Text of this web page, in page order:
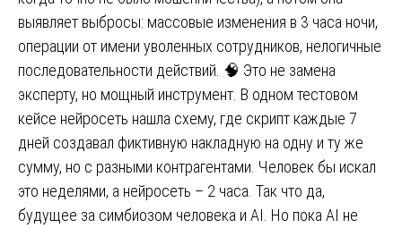
выявляет выбросы: массовые изменения в 3 часа ночи,
операции от имени уволенных сотрудников, нелогичные
последовательности действий. 🧠 Это не замена
эксперту, но мощный инструмент. В одном тестовом
кейсе нейросеть нашла схему, где скрипт каждые 7
дней создавал фиктивную накладную на одну и ту же
сумму, но с разными контрагентами. Человек бы искал
это неделями, а нейросеть – 2 часа. Так что да,
будущее за симбиозом человека и AI. Но пока AI не